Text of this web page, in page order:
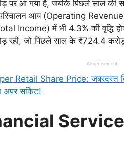
पर आ गया है, जबकि पिछले साल की
आय (Operating
Income) में भी 4.3% की वृद्धि
रही, जो पिछले साल के ₹724.4
Advertisement
Retail Share Price: जबरदस्त
सर्किट!